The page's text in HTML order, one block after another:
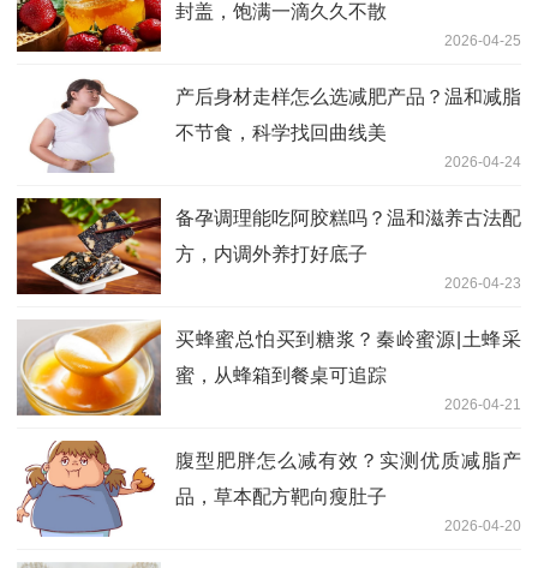
封盖，饱满一滴久久不散
2026-04-25
产后身材走样怎么选减肥产品？温和减脂
不节食，科学找回曲线美
2026-04-24
备孕调理能吃阿胶糕吗？温和滋养古法配
方，内调外养打好底子
2026-04-23
买蜂蜜总怕买到糖浆？秦岭蜜源|土蜂采
蜜，从蜂箱到餐桌可追踪
2026-04-21
腹型肥胖怎么减有效？实测优质减脂产
品，草本配方靶向瘦肚子
2026-04-20